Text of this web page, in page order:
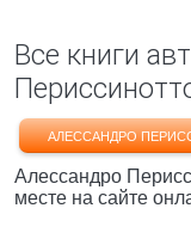
Все книги
АЛЕССАНДРО
Алессандро
месте на сайте